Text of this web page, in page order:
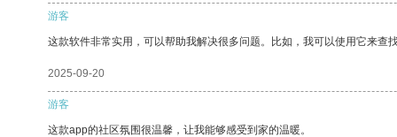
游客
这款软件非常实用，可以帮助我解决很多问题。比如，我可以使用它来查
2025-09-20
游客
这款app的社区氛围很温馨，让我能够感受到家的温暖。